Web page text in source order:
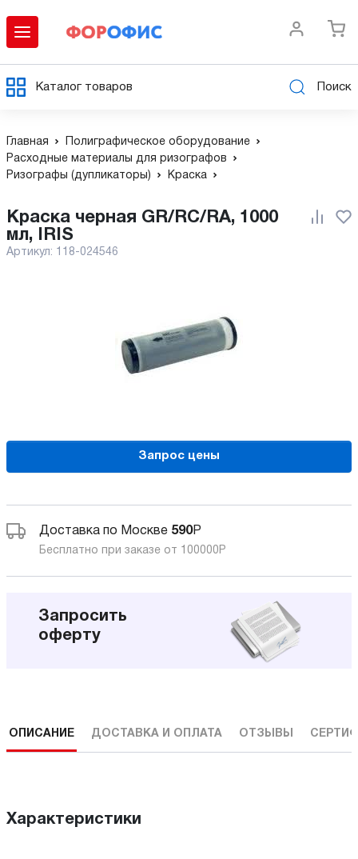
Каталог товаров Поиск
Главная
Полиграфическое оборудование
Расходные материалы для ризографов
Ризографы (дупликаторы)
Краска
Краска черная GR/RС/RA, 1000
мл, IRIS
Артикул: 118-024546
Запрос цены
Доставка по Москве 590Р
Бесплатно при заказе от 100000 Р
Запросить
оферту
ОПИСАНИЕ ДОСТАВКА И ОПЛАТА ОТЗЫВЫ
Характеристики